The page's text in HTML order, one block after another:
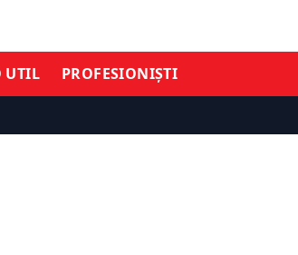
UTIL PROFESIONIȘTI